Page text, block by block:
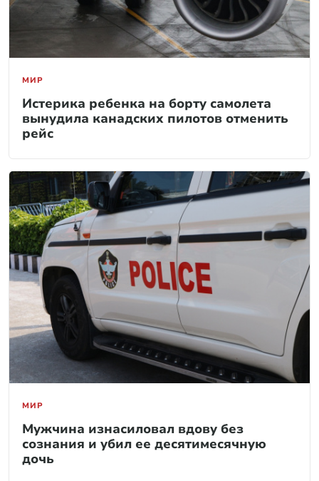
МИР
Истерика ребенка на борту самолета
вынудила канадских пилотов отменить
рейс
МИР
Мужчина изнасиловал вдову без
сознания и убил ее десятимесячную
дочь